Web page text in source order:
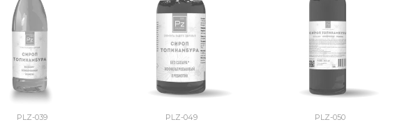
PLZ-039 PLZ-049 PLZ-050